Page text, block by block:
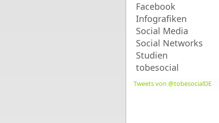
Facebook
Infografiken
Social Media
Social Networks
Studien
tobesocial
Tweets von @tobesocialDE